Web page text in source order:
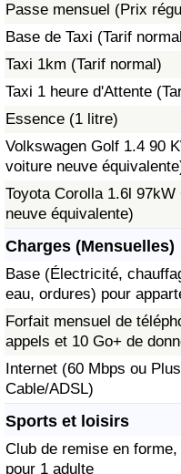
Passe mensuel (Prix
Base de Taxi (Tarif
Taxi 1km (Tarif normal)
Taxi 1 heure d'Attente
Essence (1 litre)
Volkswagen Golf 1.4 90
voiture neuve
Toyota Corolla 1.6l
neuve équivalente)
Charges (Mensuelles)
Base (Électricité,
eau, ordures) pour
Forfait mensuel de
appels et 10 Go+ de
Internet (60 Mbps ou
Cable/ADSL)
Sports et loisirs
Club de remise en
pour 1 adulte